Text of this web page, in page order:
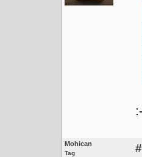
Mohican
Tag #